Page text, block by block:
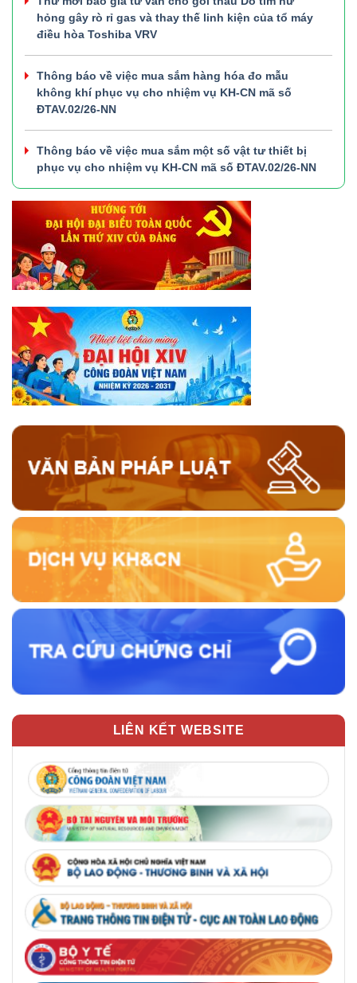
hỏng gây rò rỉ gas và thay thế linh kiện của tổ máy
điều hòa Toshiba VRV
Thông báo về việc mua sắm hàng hóa đo mẫu
không khí phục vụ cho nhiệm vụ KH-CN mã số
ĐTAV.02/26-NN
Thông báo về việc mua sắm một số vật tư thiết bị
phục vụ cho nhiệm vụ KH-CN mã số ĐTAV.02/26-NN
LIÊN KẾT WEBSITE